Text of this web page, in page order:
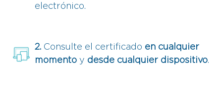
electrónico.
2. Consulte el certificado en cualquier
momento y desde cualquier dispositivo.